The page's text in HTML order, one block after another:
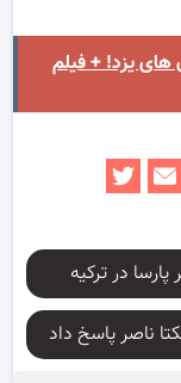
یزد! + فیلم
در ترکیه